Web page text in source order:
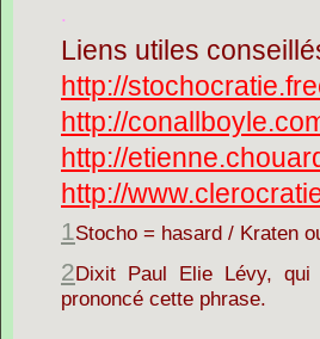
.
Liens utiles
http://
http://
http://
http://
1Stocho = hasard / Kraten
2Dixit Paul Elie Lévy, qui
prononcé cette phrase.